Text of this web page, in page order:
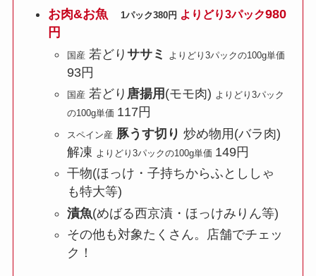
お肉&お魚 1パック380円 よりどり3パック980
円
国産 若どりササミ よりどり3パックの100g単価
93円
国産 若どり 唐揚用 (モモ肉) よりどり3パック
の100g単価 117円
スペイン産 豚うす切り 炒め物用(バラ肉)
解凍 よりどり3パックの100g単価 149円
干物(ほっけ・子持ちからふとししゃ
も特大等)
漬魚(めばる西京漬・ほっけみりん等)
その他も対象たくさん。店舗でチェッ
ク！